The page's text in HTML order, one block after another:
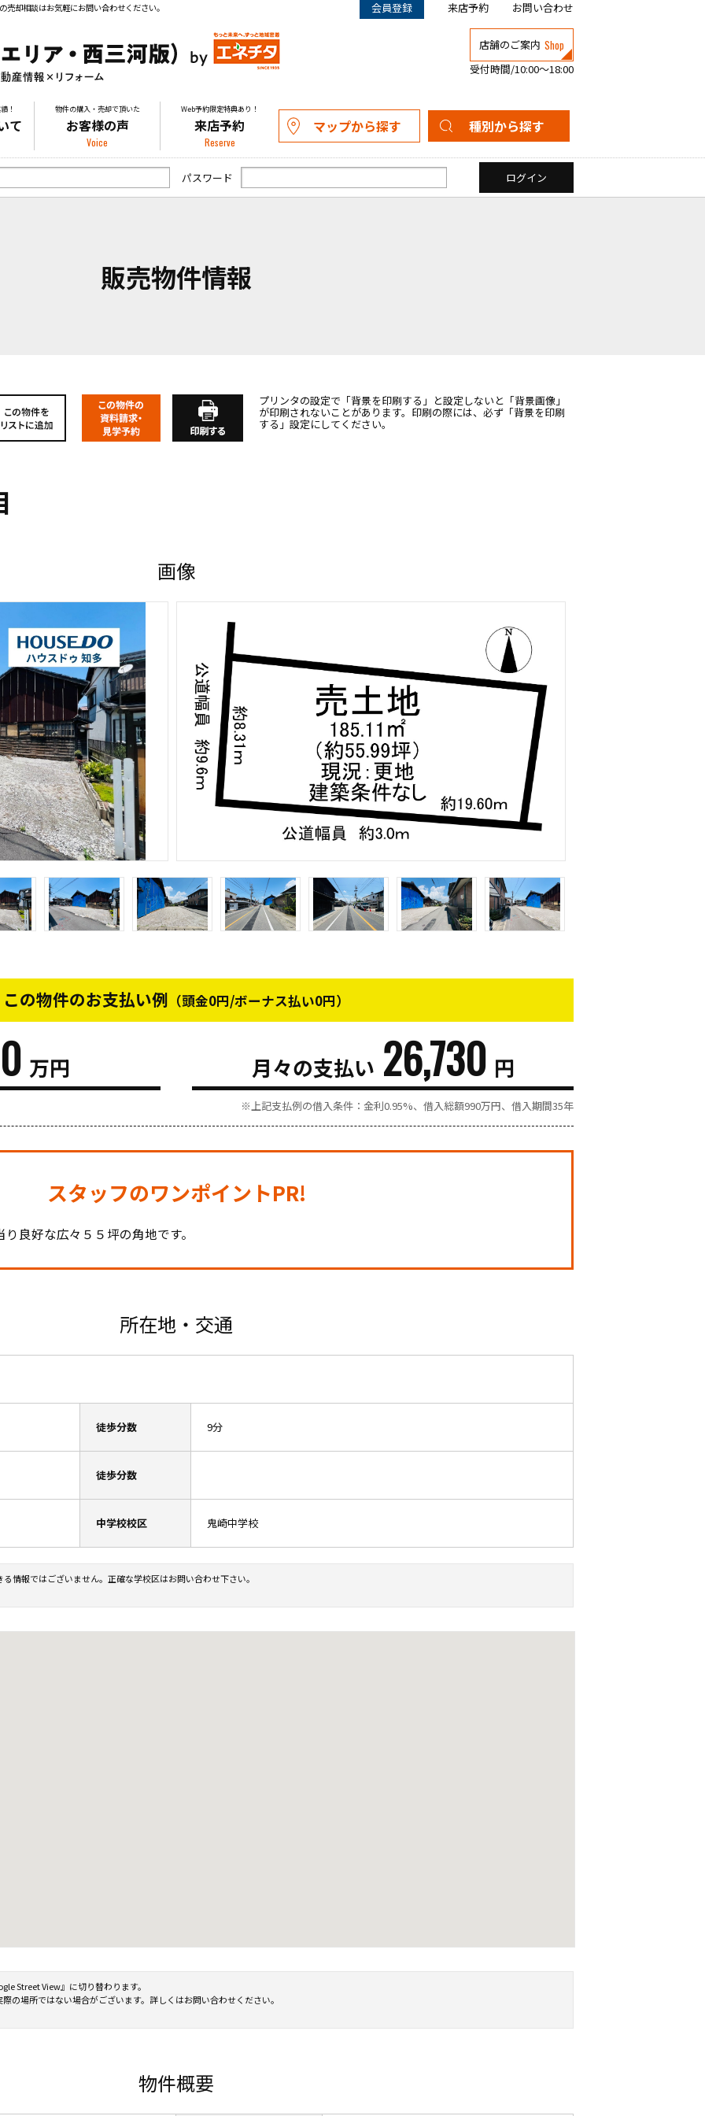
却相談はお気軽にお問い合わせください。 会員登録 来店予約 お問い合わせ
店舗のご案内 Shop
受付時間/10:00～18:00
！
て
物件の購入・売却で頂いた
お客様の声
Voice
Web予約限定特典あり！
来店予約
Reserve
マップから探す 種別から探す
新築一戸建て
中古一戸建て
マンション
土地
パスワード
販売物件情報
プリンタの設定で「背景を印刷する」と設定しないと「背景画像」
が印刷されないことがあります。印刷の際には、必ず「背景を印刷
する」設定にしてください。
画像
この物件のお支払い例 （頭金0円/ボーナス払い0円）
万円 月々の支払い 26,730 円
※上記支払例の借入条件：金利0.95%、借入総額990万円、借入期間35年
スタッフのワンポイントPR!
良好な広々５５坪の角地です。
所在地・交通
徒歩分数 9分
徒歩分数
中学校校区 鬼崎中学校
情報ではございません。正確な学校区はお問い合わせ下さい。
Street View』に切り替わります。
の場所ではない場合がございます。詳しくはお問い合わせください。
物件概要